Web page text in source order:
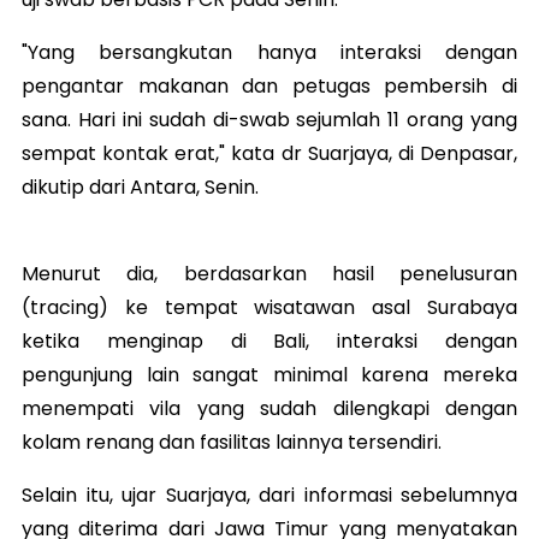
"Yang bersangkutan hanya interaksi dengan
pengantar makanan dan petugas pembersih di
sana. Hari ini sudah di-swab sejumlah 11 orang yang
sempat kontak erat," kata dr Suarjaya, di Denpasar,
dikutip dari Antara, Senin.
Menurut dia, berdasarkan hasil penelusuran
(tracing) ke tempat wisatawan asal Surabaya
ketika menginap di Bali, interaksi dengan
pengunjung lain sangat minimal karena mereka
menempati vila yang sudah dilengkapi dengan
kolam renang dan fasilitas lainnya tersendiri.
Selain itu, ujar Suarjaya, dari informasi sebelumnya
yang diterima dari Jawa Timur yang menyatakan